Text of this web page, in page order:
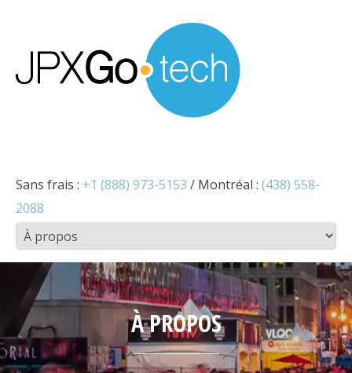
Sans frais : +1 (888) 973-5153 / Montréal : (438) 558-
2088
À PROPOS